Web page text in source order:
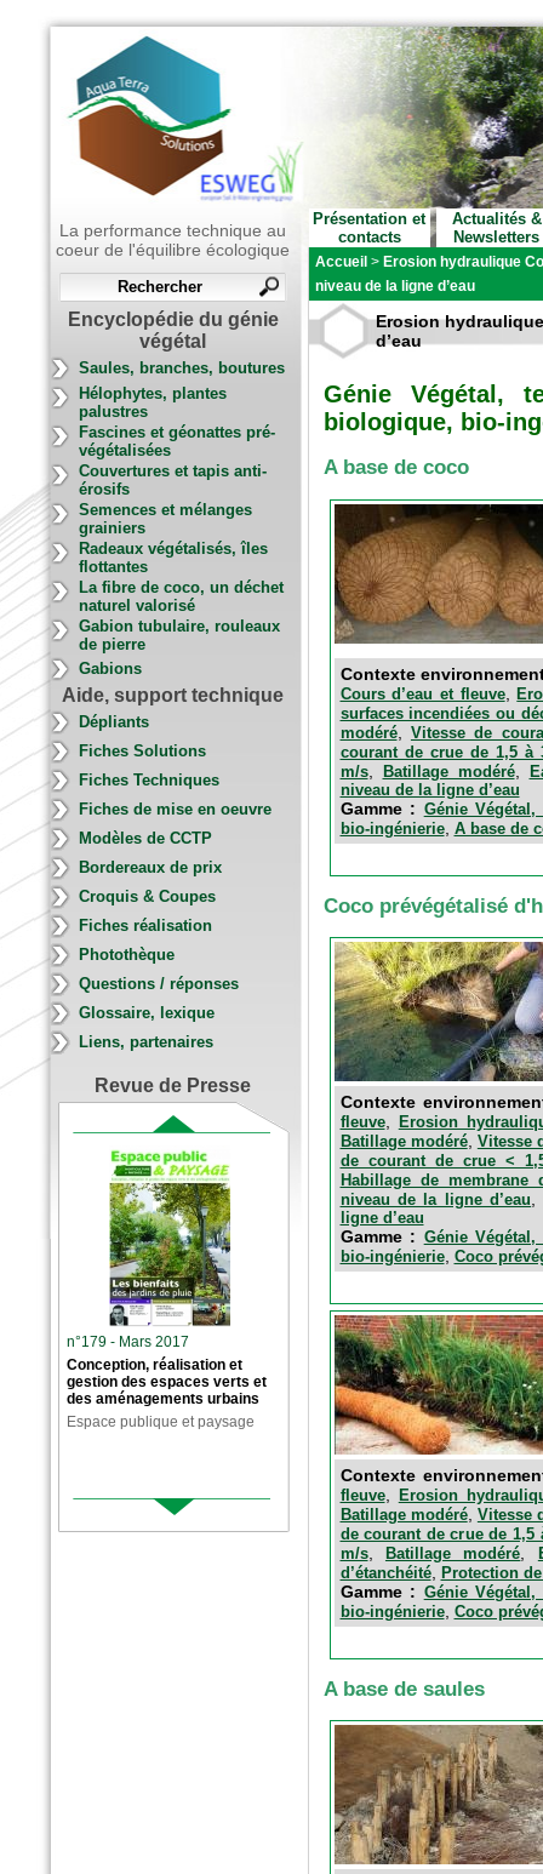
La performance technique au
coeur de l'équilibre écologique
Encyclopédie du génie
végétal
Saules, branches, boutures
Hélophytes, plantes
palustres
Fascines et géonattes pré-
végétalisées
Couvertures et tapis anti-
érosifs
Semences et mélanges
grainiers
Radeaux végétalisés, îles
flottantes
La fibre de coco, un déchet
naturel valorisé
Gabion tubulaire, rouleaux
de pierre
Gabions
Aide, support technique
Dépliants
Fiches Solutions
Fiches Techniques
Fiches de mise en oeuvre
Modèles de CCTP
Bordereaux de prix
Croquis & Coupes
Fiches réalisation
Photothèque
Questions / réponses
Glossaire, lexique
Liens, partenaires
Revue de Presse
n°179 - Mars 2017
Conception, réalisation et
gestion des espaces verts et
des aménagements urbains
Espace publique et paysage
Présentation et
contacts
Actualités &
Newsletters
Accueil > Erosion hydraulique
niveau de la ligne d’eau
Erosion
d’eau
Génie Végétal,
biologique, bio-
A base de coco
Contexte
Cours d’eau et fleuve,
surfaces incendiées ou
modéré, Vitesse de
courant de crue de 1,5 à
m/s, Batillage modéré,
niveau de la ligne d’eau
Gamme : Génie
bio-ingénierie, A base de
Coco prévégétalisé
Contexte
fleuve,
Erosion
Batillage modéré, Vitesse
de courant de crue <
Habillage de membrane
niveau de la ligne d’eau
ligne d’eau
Gamme : Génie
bio-ingénierie, Coco
Contexte
fleuve,
Erosion
Batillage modéré, Vitesse
de courant de crue de 1,5
m/s, Batillage modéré
d’étanchéité, Protection
Gamme : Génie
bio-ingénierie, Coco
A base de saules